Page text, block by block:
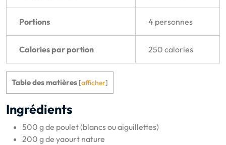
Portions 4 personnes
Calories par portion 250 calories
Table des matières [afficher]
Ingrédients
500 g de poulet (blancs ou aiguillettes)
200 g de yaourt nature